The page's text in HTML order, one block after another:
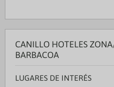
CANILLO HOTELES
BARBACOA
LUGARES DE INTERÉS